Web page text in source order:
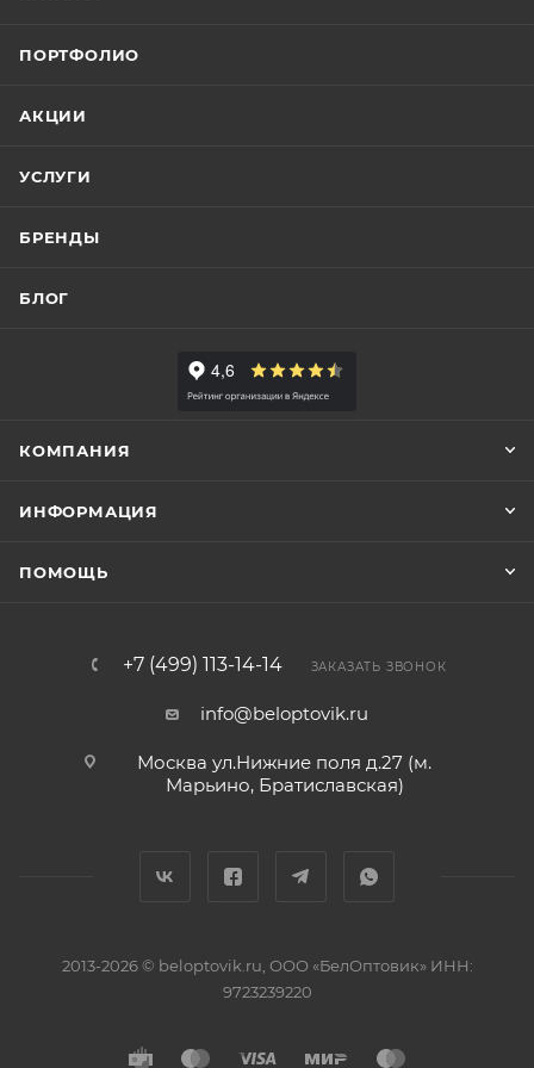
ПОРТФОЛИО
АКЦИИ
УСЛУГИ
БРЕНДЫ
БЛОГ
КОМПАНИЯ
ИНФОРМАЦИЯ
ПОМОЩЬ
+7 (499) 113-14-14 ЗАКАЗАТЬ ЗВОНОК
info@beloptovik.ru
Москва ул.Нижние поля д.27 (м.
Марьино, Братиславская)
2013-2026 © beloptovik.ru, ООО «БелОптовик» ИНН:
9723239220